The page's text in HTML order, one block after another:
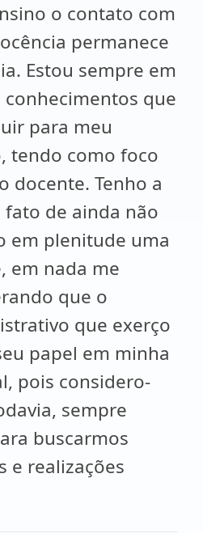
o contato com
permanece
Estou sempre em
conhecimentos que
para meu
tendo como foco
docente. Tenho a
de ainda não
em plenitude uma
em nada me
que o
que exerço
papel em minha
pois considero-
sempre
buscarmos
e realizações